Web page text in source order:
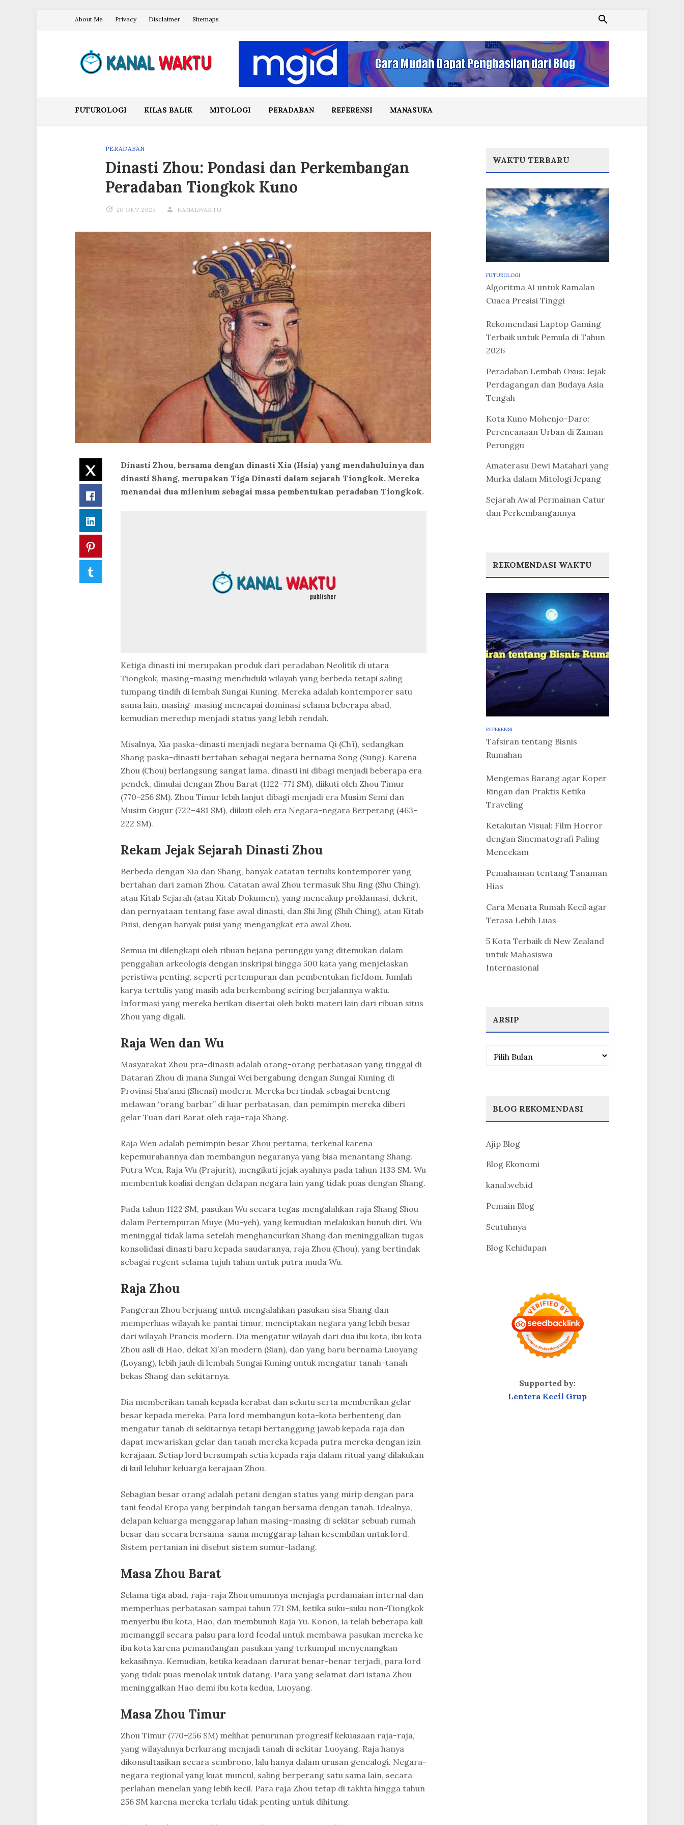
About Me Privacy Disclaimer Sitemaps
FUTUROLOGI KILAS BALIK MITOLOGI PERADABAN REFERENSI MANASUKA
PERADABAN
Dinasti Zhou: Pondasi dan Perkembangan
Peradaban Tiongkok Kuno
20 OKT 2023 KANALWAKTU
Twitter
Facebook
Dinasti Zhou, bersama dengan dinasti Xia (Hsia) yang mendahuluinya dan
dinasti Shang, merupakan Tiga Dinasti dalam sejarah Tiongkok. Mereka
menandai dua milenium sebagai masa pembentukan peradaban Tiongkok.
Ketiga dinasti ini merupakan produk dari peradaban Neolitik di utara
Tiongkok, masing-masing menduduki wilayah yang berbeda tetapi saling
tumpang tindih di lembah Sungai Kuning. Mereka adalah kontemporer satu
sama lain, masing-masing mencapai dominasi selama beberapa abad,
kemudian meredup menjadi status yang lebih rendah.
Misalnya, Xia paska-dinasti menjadi negara bernama Qi (Ch’i), sedangkan
Shang paska-dinasti bertahan sebagai negara bernama Song (Sung). Karena
Zhou (Chou) berlangsung sangat lama, dinasti ini dibagi menjadi beberapa era
pendek, dimulai dengan Zhou Barat (1122–771 SM), diikuti oleh Zhou Timur
(770–256 SM). Zhou Timur lebih lanjut dibagi menjadi era Musim Semi dan
Musim Gugur (722–481 SM), diikuti oleh era Negara-negara Berperang (463–
222 SM).
Rekam Jejak Sejarah Dinasti Zhou
Berbeda dengan Xia dan Shang, banyak catatan tertulis kontemporer yang
bertahan dari zaman Zhou. Catatan awal Zhou termasuk Shu Jing (Shu Ching),
atau Kitab Sejarah (atau Kitab Dokumen), yang mencakup proklamasi, dekrit,
dan pernyataan tentang fase awal dinasti, dan Shi Jing (Shih Ching), atau Kitab
Puisi, dengan banyak puisi yang mengangkat era awal Zhou.
Semua ini dilengkapi oleh ribuan bejana perunggu yang ditemukan dalam
penggalian arkeologis dengan inskripsi hingga 500 kata yang menjelaskan
peristiwa penting, seperti pertempuran dan pembentukan fiefdom. Jumlah
karya tertulis yang masih ada berkembang seiring berjalannya waktu.
Informasi yang mereka berikan disertai oleh bukti materi lain dari ribuan situs
Zhou yang digali.
Raja Wen dan Wu
Masyarakat Zhou pra-dinasti adalah orang-orang perbatasan yang tinggal di
Dataran Zhou di mana Sungai Wei bergabung dengan Sungai Kuning di
Provinsi Sha’anxi (Shensi) modern. Mereka bertindak sebagai benteng
melawan “orang barbar” di luar perbatasan, dan pemimpin mereka diberi
gelar Tuan dari Barat oleh raja-raja Shang.
Raja Wen adalah pemimpin besar Zhou pertama, terkenal karena
kepemurahannya dan membangun negaranya yang bisa menantang Shang.
Putra Wen, Raja Wu (Prajurit), mengikuti jejak ayahnya pada tahun 1133 SM. Wu
membentuk koalisi dengan delapan negara lain yang tidak puas dengan Shang.
Pada tahun 1122 SM, pasukan Wu secara tegas mengalahkan raja Shang Shou
dalam Pertempuran Muye (Mu-yeh), yang kemudian melakukan bunuh diri. Wu
meninggal tidak lama setelah menghancurkan Shang dan meninggalkan tugas
konsolidasi dinasti baru kepada saudaranya, raja Zhou (Chou), yang bertindak
sebagai regent selama tujuh tahun untuk putra muda Wu.
Raja Zhou
Pangeran Zhou berjuang untuk mengalahkan pasukan sisa Shang dan
memperluas wilayah ke pantai timur, menciptakan negara yang lebih besar
dari wilayah Prancis modern. Dia mengatur wilayah dari dua ibu kota, ibu kota
Zhou asli di Hao, dekat Xi’an modern (Sian), dan yang baru bernama Luoyang
(Loyang), lebih jauh di lembah Sungai Kuning untuk mengatur tanah-tanah
bekas Shang dan sekitarnya.
Dia memberikan tanah kepada kerabat dan sekutu serta memberikan gelar
besar kepada mereka. Para lord membangun kota-kota berbenteng dan
mengatur tanah di sekitarnya tetapi bertanggung jawab kepada raja dan
dapat mewariskan gelar dan tanah mereka kepada putra mereka dengan izin
kerajaan. Setiap lord bersumpah setia kepada raja dalam ritual yang dilakukan
di kuil leluhur keluarga kerajaan Zhou.
Sebagian besar orang adalah petani dengan status yang mirip dengan para
tani feodal Eropa yang berpindah tangan bersama dengan tanah. Idealnya,
delapan keluarga menggarap lahan masing-masing di sekitar sebuah rumah
besar dan secara bersama-sama menggarap lahan kesembilan untuk lord.
Sistem pertanian ini disebut sistem sumur-ladang.
Masa Zhou Barat
Selama tiga abad, raja-raja Zhou umumnya menjaga perdamaian internal dan
memperluas perbatasan sampai tahun 771 SM, ketika suku-suku non-Tiongkok
menyerbu ibu kota, Hao, dan membunuh Raja Yu. Konon, ia telah beberapa kali
memanggil secara palsu para lord feodal untuk membawa pasukan mereka ke
ibu kota karena pemandangan pasukan yang terkumpul menyenangkan
kekasihnya. Kemudian, ketika keadaan darurat benar-benar terjadi, para lord
yang tidak puas menolak untuk datang. Para yang selamat dari istana Zhou
meninggalkan Hao demi ibu kota kedua, Luoyang.
Masa Zhou Timur
Zhou Timur (770–256 SM) melihat penurunan progresif kekuasaan raja-raja,
yang wilayahnya berkurang menjadi tanah di sekitar Luoyang. Raja hanya
dikonsultasikan secara sembrono, lalu hanya dalam urusan genealogi. Negara-
negara regional yang kuat muncul, saling berperang satu sama lain, secara
perlahan menelan yang lebih kecil. Para raja Zhou tetap di takhta hingga tahun
256 SM karena mereka terlalu tidak penting untuk dihitung.
WAKTU TERBARU
FUTUROLOGI
Algoritma AI untuk Ramalan
Cuaca Presisi Tinggi
Rekomendasi Laptop Gaming
Terbaik untuk Pemula di Tahun
2026
Peradaban Lembah Oxus: Jejak
Perdagangan dan Budaya Asia
Tengah
Kota Kuno Mohenjo-Daro:
Perencanaan Urban di Zaman
Perunggu
Amaterasu Dewi Matahari yang
Murka dalam Mitologi Jepang
Sejarah Awal Permainan Catur
dan Perkembangannya
REKOMENDASI WAKTU
REFERENSI
Tafsiran tentang Bisnis
Rumahan
Mengemas Barang agar Koper
Ringan dan Praktis Ketika
Traveling
Ketakutan Visual: Film Horror
dengan Sinematografi Paling
Mencekam
Pemahaman tentang Tanaman
Hias
Cara Menata Rumah Kecil agar
Terasa Lebih Luas
5 Kota Terbaik di New Zealand
untuk Mahasiswa
Internasional
ARSIP
Arsip
BLOG REKOMENDASI
Ajip Blog
Blog Ekonomi
kanal.web.id
Pemain Blog
Seutuhnya
Blog Kehidupan
Supported by:
Lentera Kecil Grup